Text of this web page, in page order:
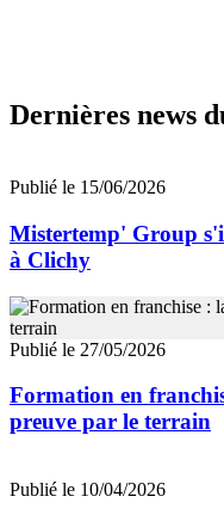
Dernières news
Publié le 15/06/2026
Mistertemp' Group
à Clichy
Publié le 27/05/2026
Formation en
preuve par le terrain
Publié le 10/04/2026